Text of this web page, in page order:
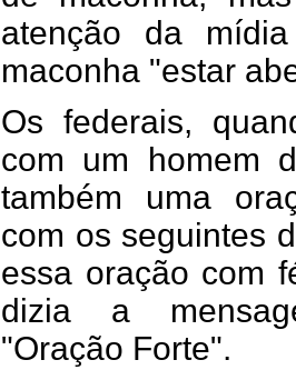
atenção da
maconha "estar
Os federais,
com um homem
também uma
com os seguintes
essa oração com
dizia a
"Oração Forte".